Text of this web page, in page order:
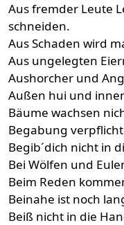
Aus fremder Leute
schneiden.
Aus Schaden wird
Aus ungelegten
Aushorcher und
Außen hui und
Bäume wachsen
Begabung
Begib´dich nicht in
Bei Wölfen und
Beim Reden
Beinahe ist noch
Beiß nicht in die